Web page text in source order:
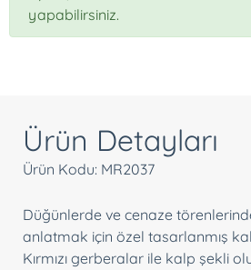
yapabilirsiniz.
Ürün Detayları
Ürün Kodu: MR2037
Düğünlerde ve cenaze
anlatmak için özel tasarlanmış
Kırmızı gerberalar ile kalp şekli